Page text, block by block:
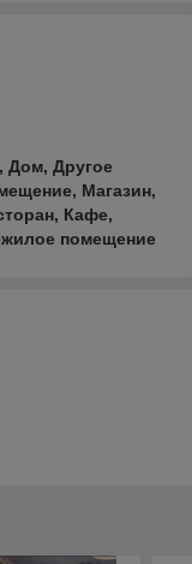
Дом, Другое
Магазин,
Кафе,
помещение